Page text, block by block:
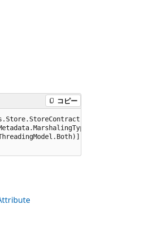
コピー
65536)]